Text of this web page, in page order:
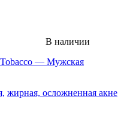
В наличии
— Мужская
жирная, осложненная акне